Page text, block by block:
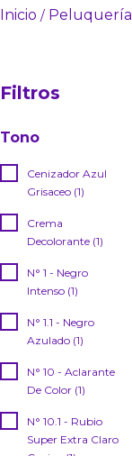
Inicio / Peluquería
Filtros
Tono
Cenizador Azul
Grisaceo (1)
Crema
Decolorante (1)
N° 1 - Negro
Intenso (1)
N° 1.1 - Negro
Azulado (1)
N° 10 - Aclarante
De Color (1)
N° 10.1 - Rubio
Super Extra Claro